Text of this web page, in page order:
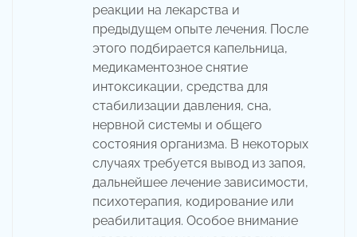
реакции на лекарства и
предыдущем опыте лечения. После
этого подбирается капельница,
медикаментозное снятие
интоксикации, средства для
стабилизации давления, сна,
нервной системы и общего
состояния организма. В некоторых
случаях требуется вывод из запоя,
дальнейшее лечение зависимости,
психотерапия, кодирование или
реабилитация. Особое внимание